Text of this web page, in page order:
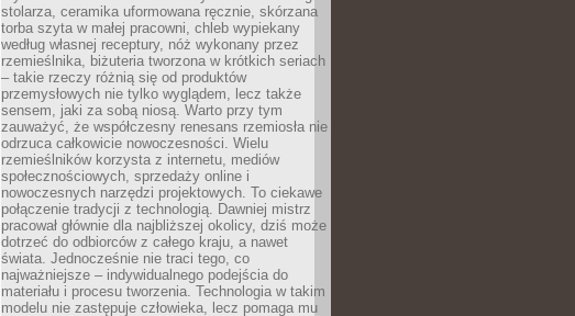
stolarza, ceramika uformowana ręcznie, skórzana
torba szyta w małej pracowni, chleb wypiekany
według własnej receptury, nóż wykonany przez
rzemieślnika, biżuteria tworzona w krótkich seriach
– takie rzeczy różnią się od produktów
przemysłowych nie tylko wyglądem, lecz także
sensem, jaki za sobą niosą. Warto przy tym
zauważyć, że współczesny renesans rzemiosła nie
odrzuca całkowicie nowoczesności. Wielu
rzemieślników korzysta z internetu, mediów
społecznościowych, sprzedaży online i
nowoczesnych narzędzi projektowych. To ciekawe
połączenie tradycji z technologią. Dawniej mistrz
pracował głównie dla najbliższej okolicy, dziś może
dotrzeć do odbiorców z całego kraju, a nawet
świata. Jednocześnie nie traci tego, co
najważniejsze – indywidualnego podejścia do
materiału i procesu tworzenia. Technologia w takim
modelu nie zastępuje człowieka, lecz pomaga mu